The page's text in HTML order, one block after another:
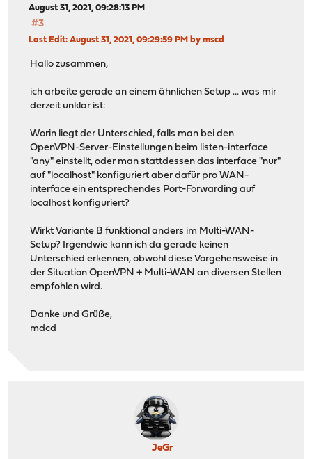
August 31, 2021, 09:28:13 PM
#3
Last Edit: August 31, 2021, 09:29:59 PM by mscd
Hallo zusammen,
ich arbeite gerade an einem ähnlichen Setup ... was mir
derzeit unklar ist:
Worin liegt der Unterschied, falls man bei den
OpenVPN-Server-Einstellungen beim listen-interface
"any" einstellt, oder man stattdessen das interface "nur"
auf "localhost" konfiguriert aber dafür pro WAN-
interface ein entsprechendes Port-Forwarding auf
localhost konfiguriert?
Wirkt Variante B funktional anders im Multi-WAN-
Setup? Irgendwie kann ich da gerade keinen
Unterschied erkennen, obwohl diese Vorgehensweise in
der Situation OpenVPN + Multi-WAN an diversen Stellen
empfohlen wird.
Danke und Grüße,
mdcd
JeGr